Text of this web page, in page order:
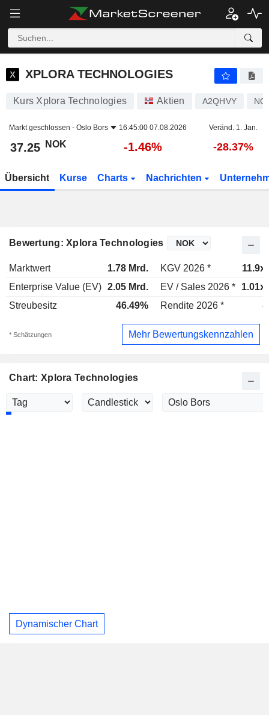
XPLORA TECHNOLOGIES
XPLORA TECHNOLOGIES
Kurs Xplora Technologies Aktien A2QHVY
Markt geschlossen - Oslo Bors 16:45:00 07.08.2026 Veränd. 1. Jan.
37.25 NOK -1.46% -28.37%
Übersicht Kurse Charts Nachrichten
Bewertung: Xplora Technologies
Marktwert 1.78 Mrd. KGV 2026 *
11.9x
Enterprise Value (EV) 2.05 Mrd. EV / Sales 2026 *
1.01x
Streubesitz
46.49% Rendite 2026 * -
* Schätzungen Mehr Bewertungskennzahlen
Chart: Xplora Technologies
Dynamischer Chart